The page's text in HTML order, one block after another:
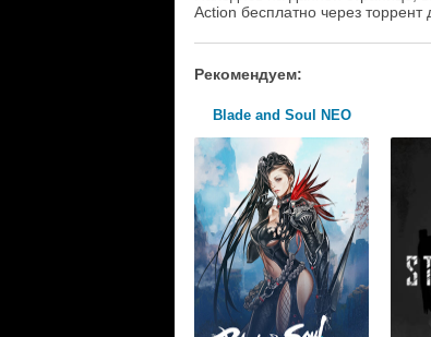
Action бесплатно через торрент
Рекомендуем:
Blade and Soul NEO